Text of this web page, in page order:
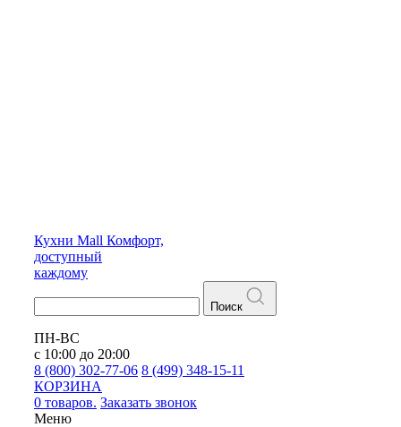
Кухни Mall Комфорт,
доступный
каждому
Поиск
ПН-ВС
с 10:00 до 20:00
8 (800) 302-77-06 8 (499) 348-15-11
КОРЗИНА
0 товаров. Заказать звонок
Меню